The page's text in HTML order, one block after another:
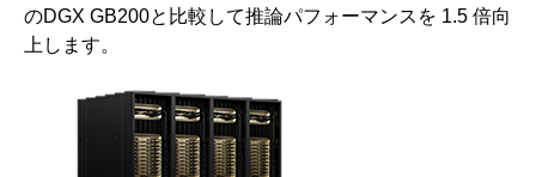
のDGX GB200と比較して推論パフォーマンスを 1.5 倍向
上します。